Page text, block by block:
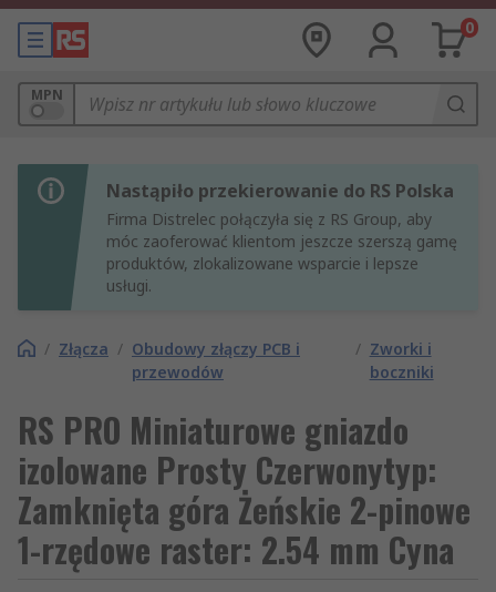
0
MPN
Nastąpiło przekierowanie do RS Polska
Firma Distrelec połączyła się z RS Group, aby
móc zaoferować klientom jeszcze szerszą gamę
produktów, zlokalizowane wsparcie i lepsze
usługi.
/ Złącza / Obudowy złączy PCB i
przewodów
/ Zworki i
boczniki
RS PRO Miniaturowe gniazdo
izolowane Prosty Czerwonytyp:
Zamknięta góra Żeńskie 2-pinowe
1-rzędowe raster: 2.54 mm Cyna